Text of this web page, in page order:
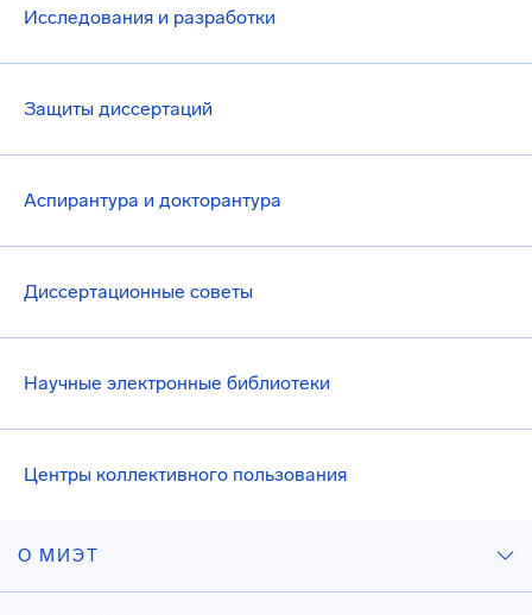
Исследования и разработки
Защиты диссертаций
Аспирантура и докторантура
Диссертационные советы
Научные электронные библиотеки
Центры коллективного пользования
О МИЭТ